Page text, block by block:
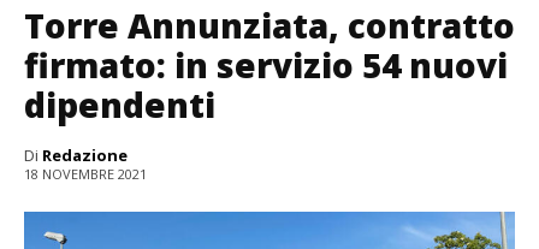
Torre Annunziata, contratto
firmato: in servizio 54 nuovi
dipendenti
Di Redazione
18 NOVEMBRE 2021